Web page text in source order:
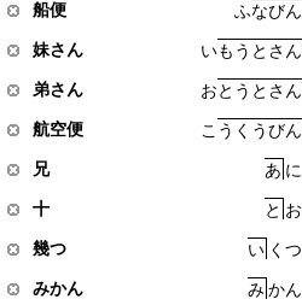
船便 ふなびん
妹さん いも う と さ ん
弟さん おと う と さ ん
航空便 こ う く うびん
兄 あ に
十 と お
幾つ い く つ
みかん みかん